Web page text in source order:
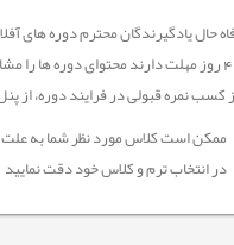
نمره قبولی در فرایند دوره، از
ممکن است کلاس مورد نظر شما به علت
در انتخاب ترم و کلاس خود دقت نمایید